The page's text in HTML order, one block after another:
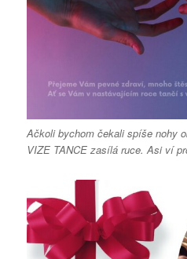
Ačkoli bychom čekali spíše nohy
VIZE TANCE zasílá ruce. Asi ví